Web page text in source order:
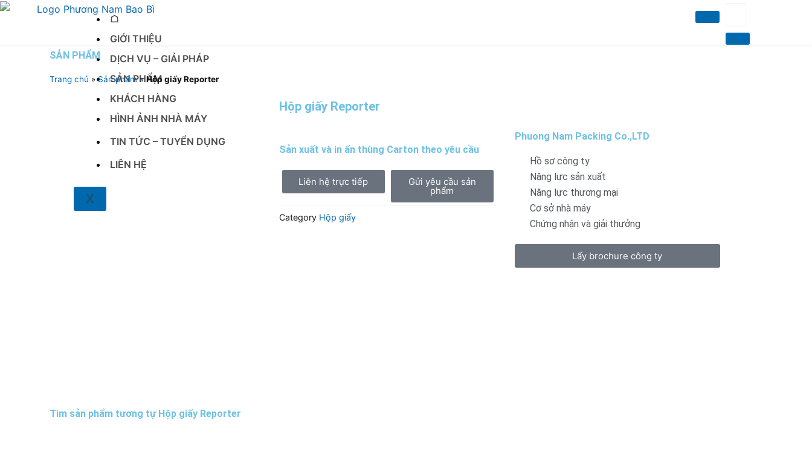
Nhảy
☖
GIỚI THIỆU
DỊCH VỤ – GIẢI PHÁP
SẢN PHẨM
KHÁCH HÀNG
HÌNH ẢNH NHÀ MÁY
TIN TỨC – TUYỂN DỤNG
LIÊN HỆ
X
SẢN PHẨM
Trang chủ »Sản phẩm»Hộp giấy Reporter
Hộp giấy Reporter
Sản xuất và in ấn thùng Carton theo yêu cầu
Liên hệ trực tiếp Gửi yêu cầu sản
phẩm
Category Hộp giấy
Phuong Nam Packing Co.,LTD
Hồ sơ công ty
Năng lực sản xuất
Năng lực thương mại
Cơ sở nhà máy
Chứng nhận và giải thưởng
Lấy brochure công ty
Tìm sản phẩm tương tự Hộp giấy Reporter